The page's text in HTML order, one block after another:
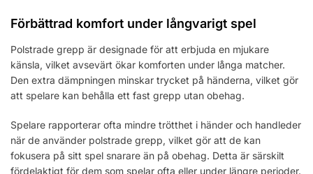
Förbättrad komfort under långvarigt spel
Polstrade grepp är designade för att erbjuda en mjukare
känsla, vilket avsevärt ökar komforten under långa matcher.
Den extra dämpningen minskar trycket på händerna, vilket gör
att spelare kan behålla ett fast grepp utan obehag.
Spelare rapporterar ofta mindre trötthet i händer och handleder
när de använder polstrade grepp, vilket gör att de kan
fokusera på sitt spel snarare än på obehag. Detta är särskilt
fördelaktigt för dem som spelar ofta eller under längre perioder.